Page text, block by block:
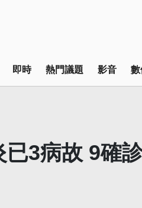
即時 熱門議題 影音
已3病故 9確